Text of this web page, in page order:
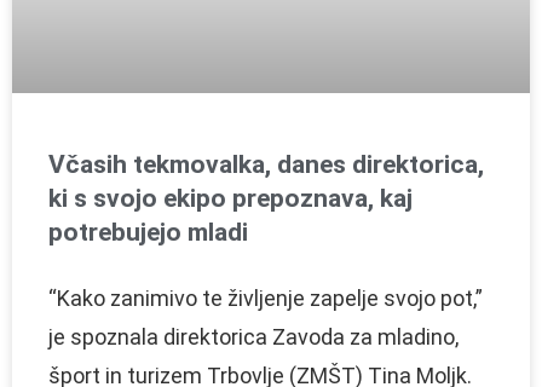
Včasih tekmovalka, danes direktorica,
ki s svojo ekipo prepoznava, kaj
potrebujejo mladi
“Kako zanimivo te življenje zapelje svojo pot,”
je spoznala direktorica Zavoda za mladino,
šport in turizem Trbovlje (ZMŠT) Tina Moljk.